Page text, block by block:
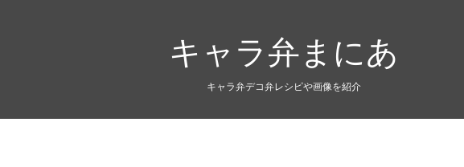
キャラ弁まにあ
キャラ弁デコ弁レシピや画像を紹介